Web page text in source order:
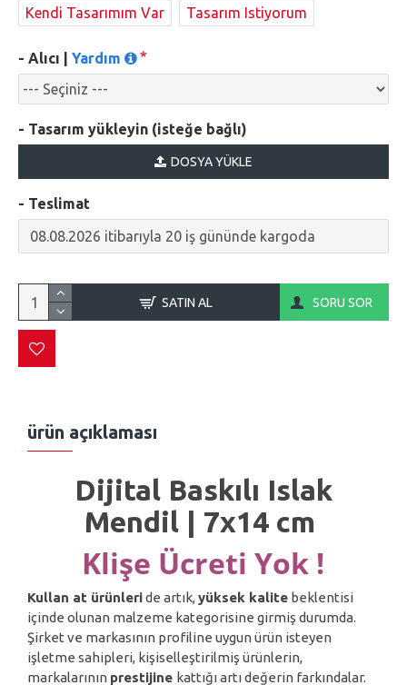
ürün açıklaması
Dijital Baskılı Islak
Mendil | 7x14 cm
Klişe Ücreti Yok !
Kullan at ürünleride artık,yüksek kalite beklentisi
içinde olunan malzeme kategorisine girmiş durumda.
Şirket ve markasının profiline uygun ürün isteyen
işletme sahipleri, kişiselleştirilmiş ürünlerin,
markalarının prestijine kattığı artı değerin farkındalar.
Kendi Tasarımım Var
Tasarım Istiyorum
- Alıcı | Yardım
- Tasarım yükleyin (isteğe bağlı)
DOSYA YÜKLE
- Teslimat
SATIN AL SORU SOR